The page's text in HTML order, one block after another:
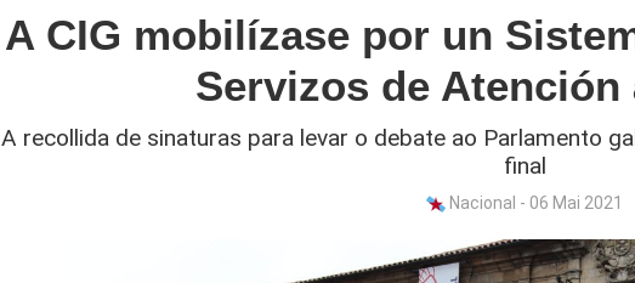
A CIG mobilízase por un
Servizos de Atención
A recollida de sinaturas para levar o debate ao Parlamento
final
Nacional - 06 Mai 2021